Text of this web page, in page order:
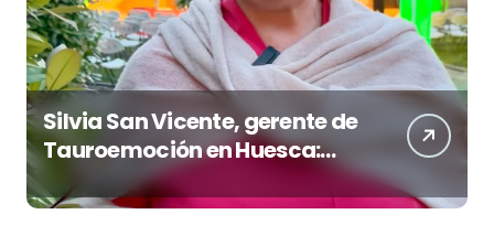
Silvia San Vicente, gerente de
Tauroemoción en Huesca:
«Todas las figuras del toreo
quieren venir a esta feria»